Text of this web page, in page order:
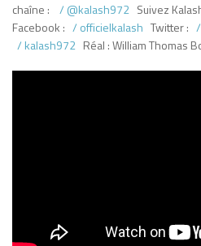
chaîne :
/ @kalash972 Suivez
Facebook : / officielkalash Twitter :
/ kalash972 Réal : William Thomas